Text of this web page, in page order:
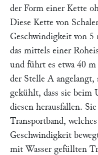
der Form einer Kette
Diese Kette von
Geschwindigkeit von
das mittels einer
und führt es etwa 40
der Stelle A angelangt,
gekühlt, dass sie beim
diesen herausfallen.
Transportband,
Geschwindigkeit
mit Wasser gefüllten